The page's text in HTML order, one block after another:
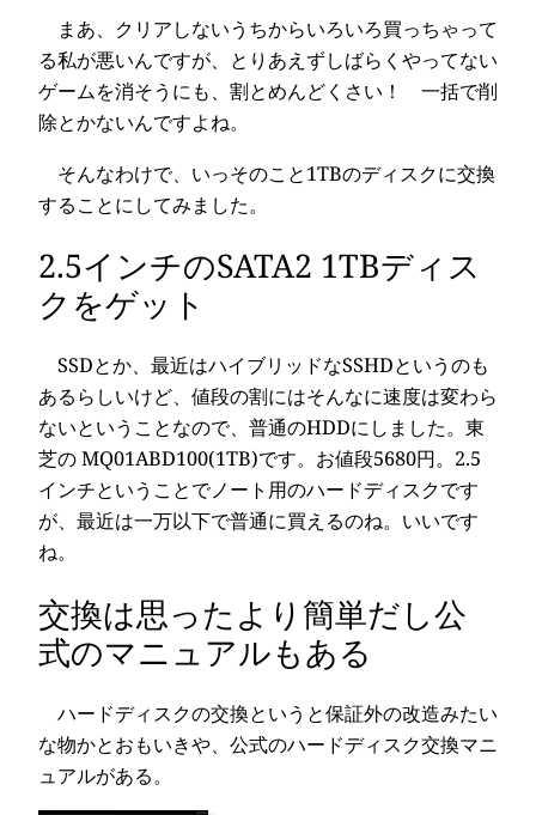
まあ、クリアしないうちからいろいろ買っちゃって
る私が悪いんですが、とりあえずしばらくやってない
ゲームを消そうにも、割とめんどくさい！ 一括で削
除とかないんですよね。
そんなわけで、いっそのこと1TBのディスクに交換
することにしてみました。
2.5インチのSATA2 1TBディス
クをゲット
SSDとか、最近はハイブリッドなSSHDというのも
あるらしいけど、値段の割にはそんなに速度は変わら
ないということなので、普通のHDDにしました。東
芝の MQ01ABD100(1TB)です。お値段5680円。2.5
インチということでノート用のハードディスクです
が、最近は一万以下で普通に買えるのね。いいです
ね。
交換は思ったより簡単だし公
式のマニュアルもある
ハードディスクの交換というと保証外の改造みたい
な物かとおもいきや、公式のハードディスク交換マニ
ュアルがある。